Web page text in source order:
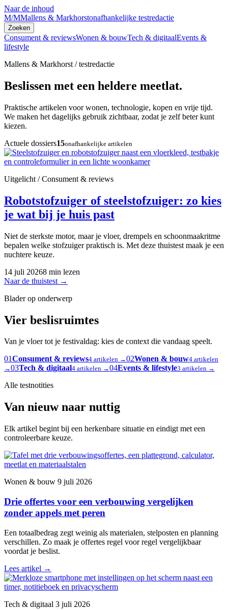
Naar de inhoud
M/MMallens & Markhorstonafhankelijke testredactie
Zoeken
Consument & reviewsWonen & bouwTech & digitaalEvents &
lifestyle
Mallens & Markhorst / testredactie
Beslissen met een heldere meetlat.
Praktische artikelen voor wonen, technologie, kopen en vrije tijd.
We maken het dagelijks gebruik zichtbaar, zodat je zelf beter kunt
kiezen.
Actuele dossiers15onafhankelijke artikelen
Uitgelicht / Consument & reviews
Robotstofzuiger of steelstofzuiger: zo kies
je wat bij je huis past
Niet de sterkste motor, maar je vloer, drempels en schoonmaakritme
bepalen welke stofzuiger praktisch is. Met deze thuistest maak je een
nuchtere keuze.
14 juli 20268 min lezen
Naar de thuistest →
Blader op onderwerp
Vier beslisruimtes
Van je vloer tot je festivaldag: kies de context die vandaag speelt.
01Consument & reviews4 artikelen →02Wonen & bouw4 artikelen
→03Tech & digitaal4 artikelen →04Events & lifestyle3 artikelen →
Alle testnotities
Van nieuw naar nuttig
Elk artikel begint bij een herkenbare situatie en eindigt met een
controleerbare keuze.
Wonen & bouw 9 juli 2026
Drie offertes voor een verbouwing vergelijken
zonder appels met peren
Een totaalbedrag zegt weinig als materialen, stelposten en planning
verschillen. Zo maak je offertes regel voor regel vergelijkbaar
voordat je beslist.
Lees artikel →
Tech & digitaal 3 juli 2026